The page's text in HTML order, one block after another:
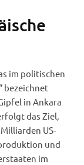
im politischen
bezeichnet
in Ankara
das Ziel,
US-
und
im